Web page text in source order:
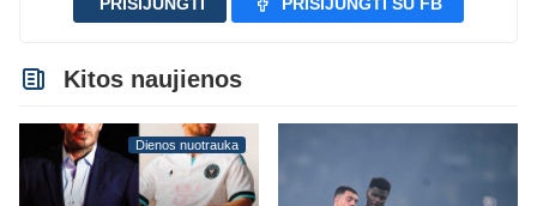
PRISIJUNGTI PRISIJUNGTI SU FB
Kitos naujienos
Dienos nuotrauka